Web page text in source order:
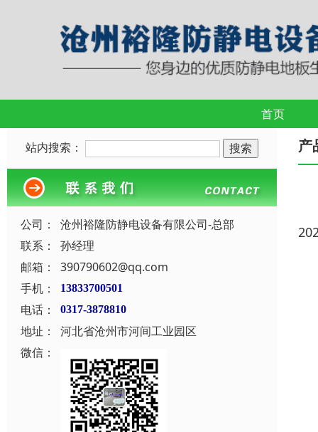
首页
站内搜索：
公司：
沧州裕隆防静电设备有限公司-总部
联系：
孙经理
邮箱：
390790602@qq.com
手机：
13833700501
电话： 0317-3878810
地址：
河北省沧州市河间工业园区
微信：
产